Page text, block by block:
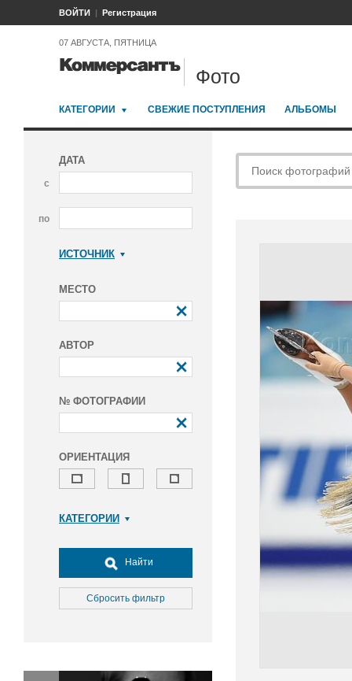
ВОЙТИ Регистрация
07 АВГУСТА, ПЯТНИЦА
Фото
КАТЕГОРИИ СВЕЖИЕ ПОСТУПЛЕНИЯ АЛЬБОМЫ
ДАТА
с
по
ИСТОЧНИК
МЕСТО
АВТОР
№ ФОТОГРАФИИ
ОРИЕНТАЦИЯ
КАТЕГОРИИ
Досуг, туризм и отдых
Культура
Медицина
Окружающая среда
Найти
Сбросить фильтр